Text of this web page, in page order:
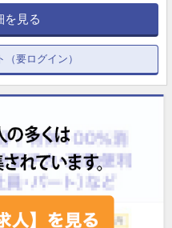
を見る
（要ログイン）